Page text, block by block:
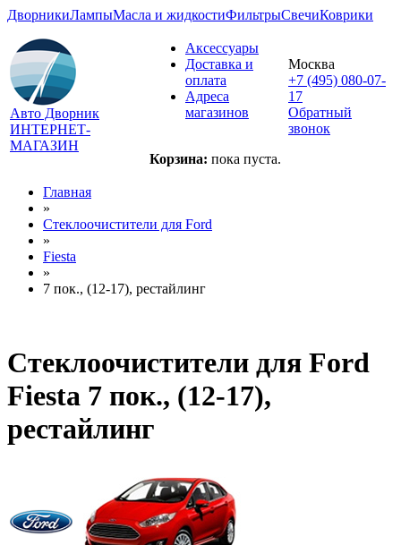
ДворникиЛампыМасла и жидкостиФильтрыСвечиКоврики
Авто Дворник
ИНТЕРНЕТ-
МАГАЗИН
Аксессуары
Доставка и
оплата
Адреса
магазинов
Корзина: пока пуста.
Москва
+7 (495) 080-07-
17
Обратный
звонок
Главная
»
Стеклоочистители для Ford
»
Fiesta
»
7 пок., (12-17), рестайлинг
Стеклоочистители для Ford
Fiesta 7 пок., (12-17),
рестайлинг